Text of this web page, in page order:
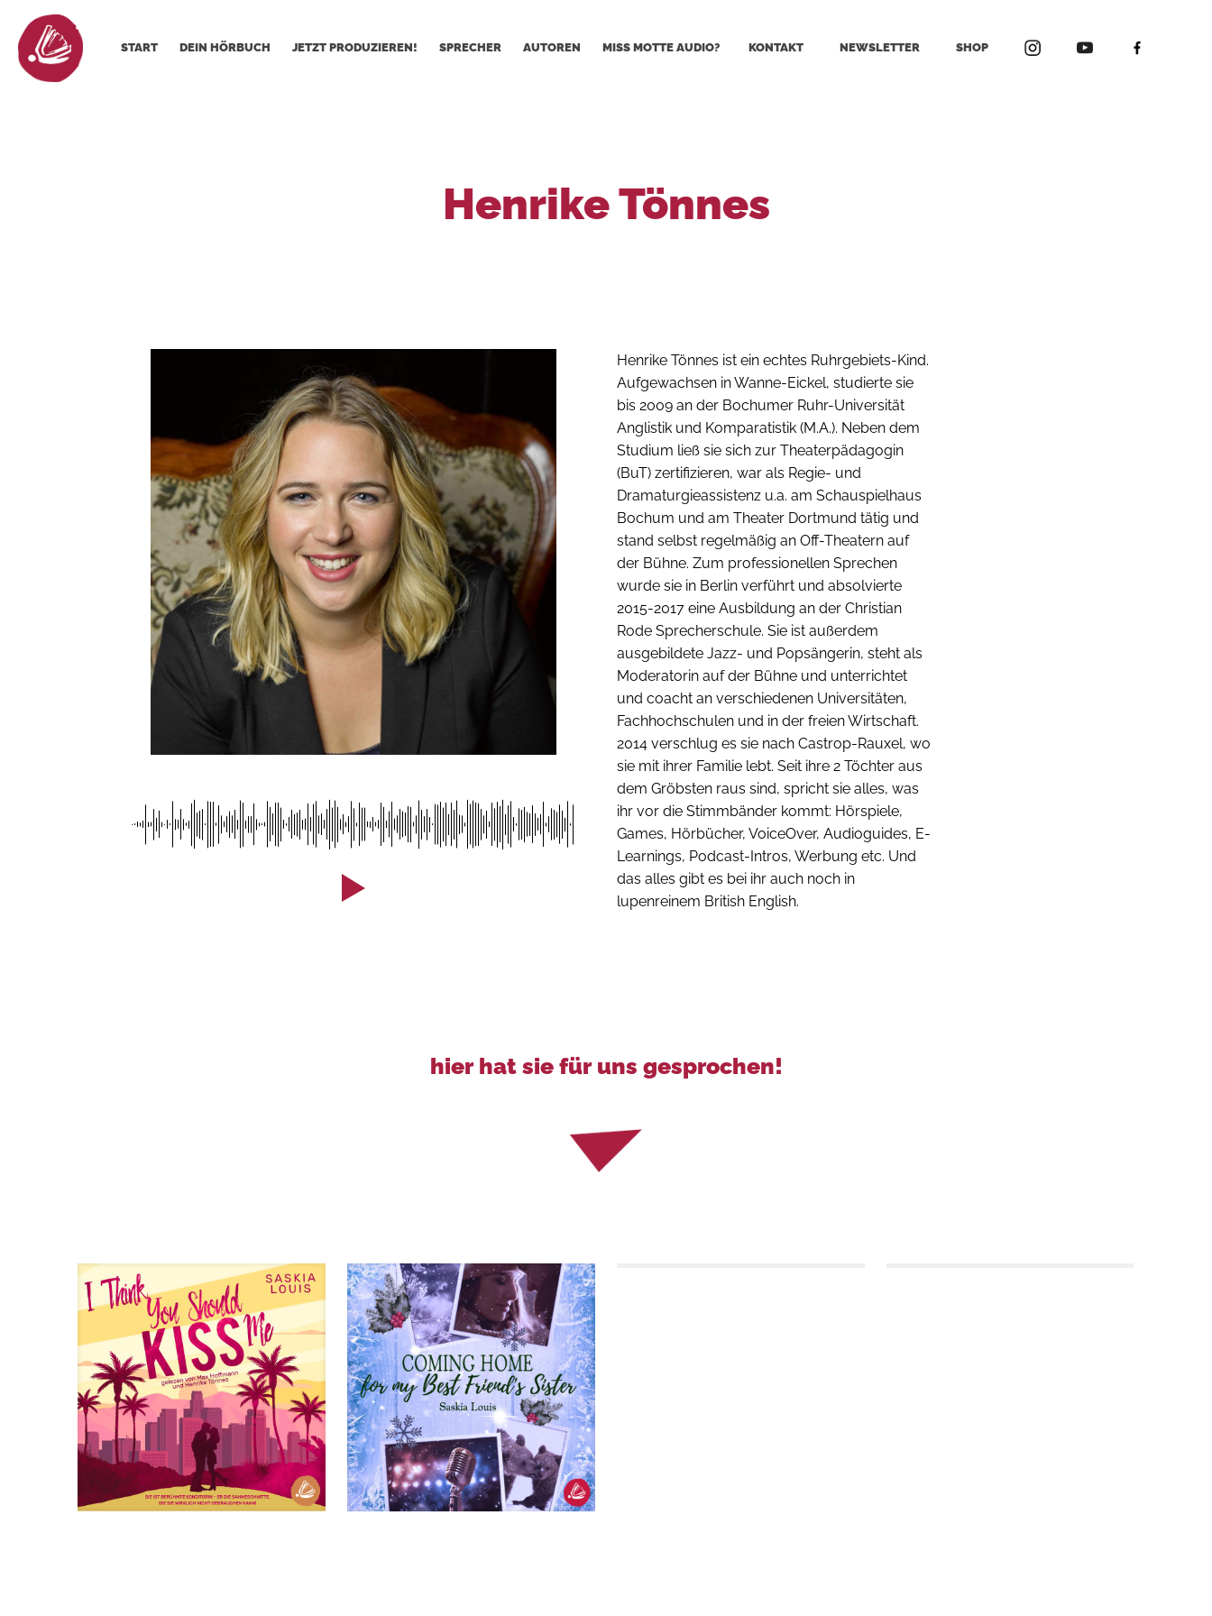
START DEIN HÖRBUCH JETZT PRODUZIEREN! SPRECHER AUTOREN MISS MOTTE AUDIO? KONTAKT NEWSLETTER SHOP
Henrike Tönnes
Henrike Tönnes ist ein echtes Ruhrgebiets-Kind.
Aufgewachsen in Wanne-Eickel, studierte sie
bis 2009 an der Bochumer Ruhr-Universität
Anglistik und Komparatistik (M.A.). Neben dem
Studium ließ sie sich zur Theaterpädagogin
(BuT) zertifizieren, war als Regie- und
Dramaturgieassistenz u.a. am Schauspielhaus
Bochum und am Theater Dortmund tätig und
stand selbst regelmäßig an Off-Theatern auf
der Bühne. Zum professionellen Sprechen
wurde sie in Berlin verführt und absolvierte
2015-2017 eine Ausbildung an der Christian
Rode Sprecherschule. Sie ist außerdem
ausgebildete Jazz- und Popsängerin, steht als
Moderatorin auf der Bühne und unterrichtet
und coacht an verschiedenen Universitäten,
Fachhochschulen und in der freien Wirtschaft.
2014 verschlug es sie nach Castrop-Rauxel, wo
sie mit ihrer Familie lebt. Seit ihre 2 Töchter aus
dem Gröbsten raus sind, spricht sie alles, was
ihr vor die Stimmbänder kommt: Hörspiele,
Games, Hörbücher, VoiceOver, Audioguides, E-
Learnings, Podcast-Intros, Werbung etc. Und
das alles gibt es bei ihr auch noch in
lupenreinem British English.
hier hat sie für uns gesprochen!